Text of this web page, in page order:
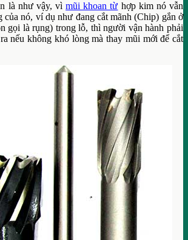
là như vậy, vìmũi khoan từ hợp kim nó vẫn
của nó, ví dụ như đang cắt mãnh (Chip) gắn ở
gọi là rụng) trong lỗ, thì người vận hành phải
nếu không khó lòng mà thay mũi mới để cắt